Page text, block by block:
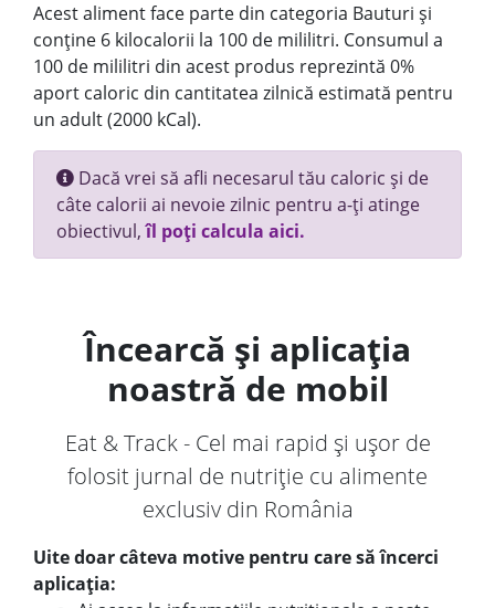
Acest aliment face parte din categoria Bauturi și
conține 6 kilocalorii la 100 de mililitri. Consumul a
100 de mililitri din acest produs reprezintă 0%
aport caloric din cantitatea zilnică estimată pentru
un adult (2000 kCal).
Dacă vrei să afli necesarul tău caloric și de
câte calorii ai nevoie zilnic pentru a-ți atinge
obiectivul,îl poți calcula aici.
Încearcă și aplicația
noastră de mobil
Eat & Track - Cel mai rapid și ușor de
folosit jurnal de nutriție cu alimente
exclusiv din România
Uite doar câteva motive pentru care să încerci
aplicația: